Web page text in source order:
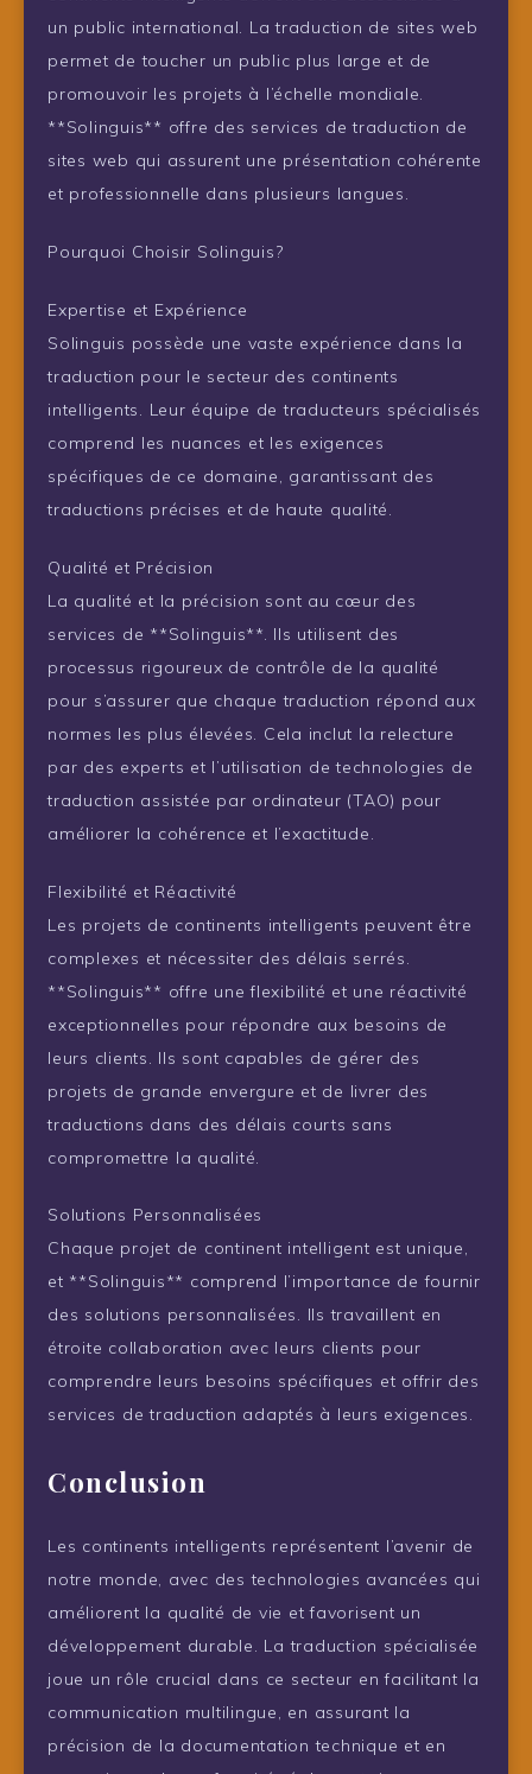
un public international. La traduction de sites web
permet de toucher un public plus large et de
promouvoir les projets à l’échelle mondiale.
**Solinguis** offre des services de traduction de
sites web qui assurent une présentation cohérente
et professionnelle dans plusieurs langues.
Pourquoi Choisir Solinguis?
Expertise et Expérience
Solinguis possède une vaste expérience dans la
traduction pour le secteur des continents
intelligents. Leur équipe de traducteurs spécialisés
comprend les nuances et les exigences
spécifiques de ce domaine, garantissant des
traductions précises et de haute qualité.
Qualité et Précision
La qualité et la précision sont au cœur des
services de **Solinguis**. Ils utilisent des
processus rigoureux de contrôle de la qualité
pour s’assurer que chaque traduction répond aux
normes les plus élevées. Cela inclut la relecture
par des experts et l’utilisation de technologies de
traduction assistée par ordinateur (TAO) pour
améliorer la cohérence et l’exactitude.
Flexibilité et Réactivité
Les projets de continents intelligents peuvent être
complexes et nécessiter des délais serrés.
**Solinguis** offre une flexibilité et une réactivité
exceptionnelles pour répondre aux besoins de
leurs clients. Ils sont capables de gérer des
projets de grande envergure et de livrer des
traductions dans des délais courts sans
compromettre la qualité.
Solutions Personnalisées
Chaque projet de continent intelligent est unique,
et **Solinguis** comprend l’importance de fournir
des solutions personnalisées. Ils travaillent en
étroite collaboration avec leurs clients pour
comprendre leurs besoins spécifiques et offrir des
services de traduction adaptés à leurs exigences.
Conclusion
Les continents intelligents représentent l’avenir de
notre monde, avec des technologies avancées qui
améliorent la qualité de vie et favorisent un
développement durable. La traduction spécialisée
joue un rôle crucial dans ce secteur en facilitant la
communication multilingue, en assurant la
précision de la documentation technique et en